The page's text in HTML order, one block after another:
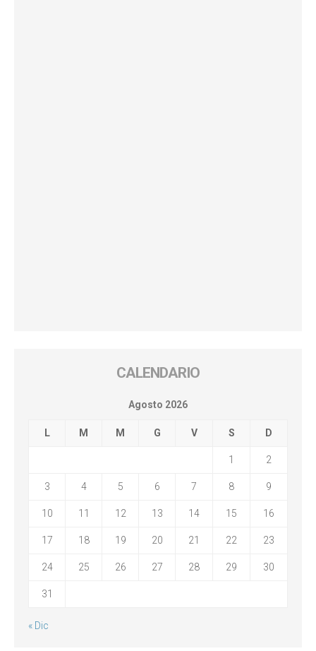
CALENDARIO
Agosto 2026
L M M G V S D
1 2
3 4 5 6 7 8 9
10 11 12 13 14 15 16
17 18 19 20 21 22 23
24 25 26 27 28 29 30
31
« Dic